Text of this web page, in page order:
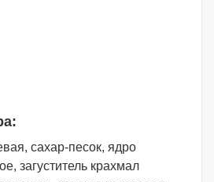
сахар-песок, ядро
загуститель крахмал